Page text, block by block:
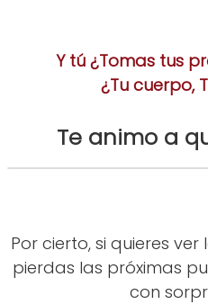
Y tú ¿Tomas tus
¿Tu cuerpo,
Te animo a
Por cierto, si quieres
pierdas las próximas
con